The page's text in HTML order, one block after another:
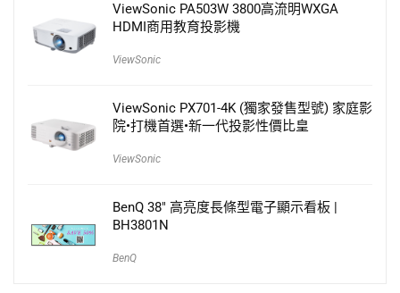
ViewSonic PA503W 3800高流明WXGA
HDMI商用教育投影機
ViewSonic
ViewSonic PX701-4K (獨家發售型號) 家庭影
院•打機首選•新一代投影性價比皇
ViewSonic
BenQ 38″ 高亮度長條型電子顯示看板 |
BH3801N
BenQ